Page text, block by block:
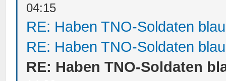
04:15
RE: Haben TNO-Soldaten
RE: Haben TNO-Soldaten
RE: Haben TNO-Soldaten